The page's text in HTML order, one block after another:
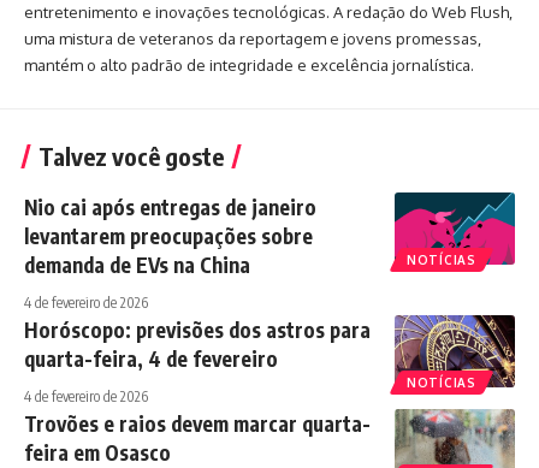
entretenimento e inovações tecnológicas. A redação do Web Flush,
uma mistura de veteranos da reportagem e jovens promessas,
mantém o alto padrão de integridade e excelência jornalística.
Talvez você goste
NOTÍCIAS
Nio cai após entregas de janeiro
levantarem preocupações sobre
demanda de EVs na China
4 de fevereiro de 2026
NOTÍCIAS
Horóscopo: previsões dos astros para
quarta-feira, 4 de fevereiro
4 de fevereiro de 2026
Trovões e raios devem marcar quarta-
feira em Osasco